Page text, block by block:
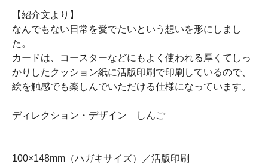
【紹介文より】
なんでもない日常を愛でたいという想いを形にしまし
た。
カードは、コースターなどにもよく使われる厚くてしっ
かりしたクッション紙に活版印刷で印刷しているので、
絵を触感でも楽しんでいただける仕様になっています。
ディレクション・デザイン しんご
100×148mm（ハガキサイズ）／活版印刷